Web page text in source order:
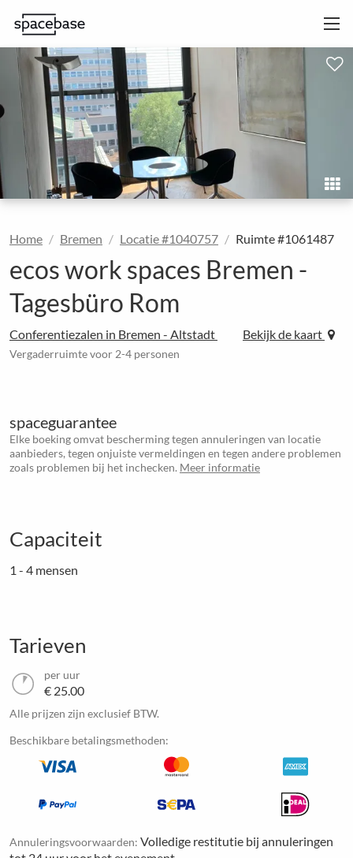
Home Bremen Locatie #1040757 Ruimte #1061487
ecos work spaces Bremen -
Tagesbüro Rom
Conferentiezalen in Bremen - Altstadt Bekijk de kaart
Vergaderruimte voor 2-4 personen
spaceguarantee
Elke boeking omvat bescherming tegen annuleringen van locatie
aanbieders, tegen onjuiste vermeldingen en tegen andere problemen
zoals problemen bij het inchecken. Meer informatie
Capaciteit
1 - 4 mensen
Tarieven
per uur
€ 25.00
Alle prijzen zijn exclusief BTW.
Beschikbare betalingsmethoden:
Annuleringsvoorwaarden: Volledige restitutie bij annuleringen